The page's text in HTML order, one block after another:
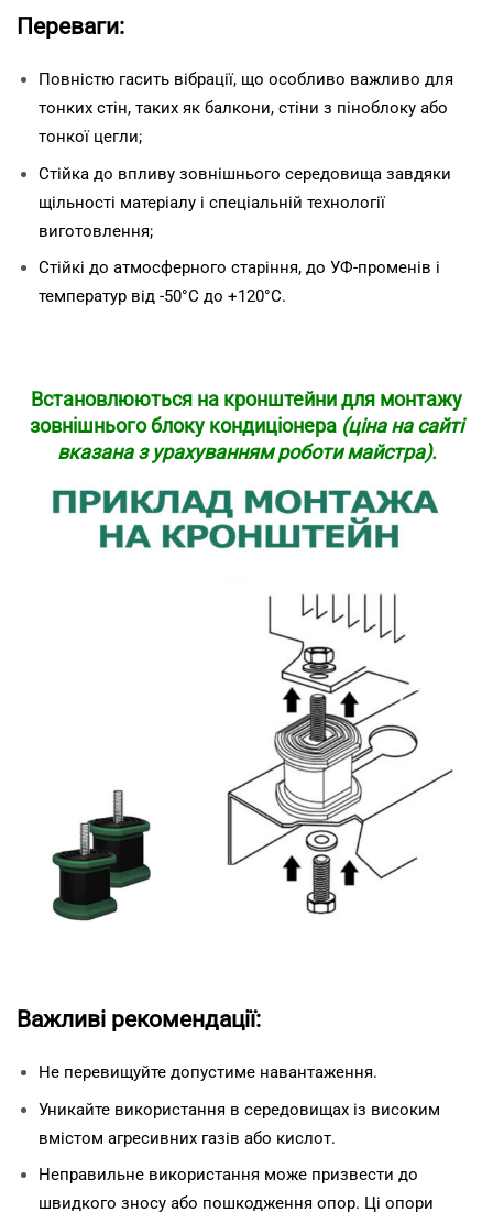
Переваги:
Повністю гасить вібрації, що особливо важливо для
тонких стін, таких як балкони, стіни з піноблоку або
тонкої цегли;
Стійка до впливу зовнішнього середовища завдяки
щільності матеріалу і спеціальній технології
виготовлення;
Стійкі до атмосферного старіння, до УФ-променів і
температур від -50°C до +120°C.
Встановлюються на кронштейни для монтажу
зовнішнього блоку кондиціонера (ціна на сайті
вказана з урахуванням роботи майстра).
Важливі рекомендації:
Не перевищуйте допустиме навантаження.
Уникайте використання в середовищах із високим
вмістом агресивних газів або кислот.
Неправильне використання може призвести до
швидкого зносу або пошкодження опор. Ці опори